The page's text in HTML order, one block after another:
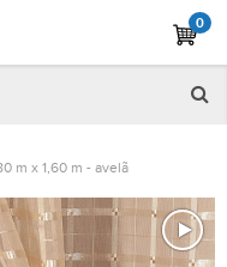
0
m x 1,60 m - avelã